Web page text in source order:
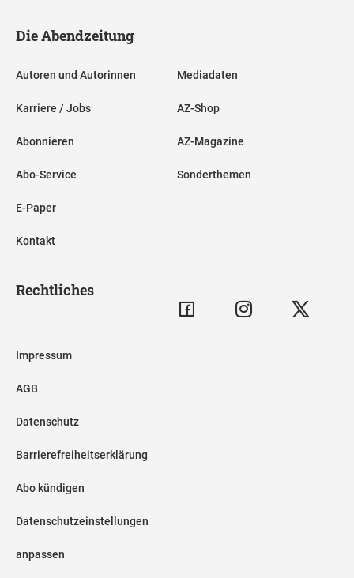
Die Abendzeitung
Autoren und Autorinnen
Karriere / Jobs
Abonnieren
Abo-Service
E-Paper
Kontakt
Mediadaten
AZ-Shop
AZ-Magazine
Sonderthemen
Rechtliches
Impressum
AGB
Datenschutz
Barrierefreiheitserklärung
Abo kündigen
Datenschutzeinstellungen
anpassen